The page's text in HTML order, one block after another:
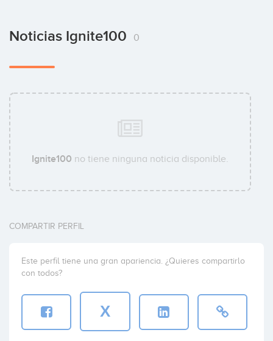
Noticias Ignite100 0
Ignite100 no tiene ninguna noticia disponible.
COMPARTIR PERFIL
Este perfil tiene una gran apariencia. ¿Quieres compartirlo
con todos?
X